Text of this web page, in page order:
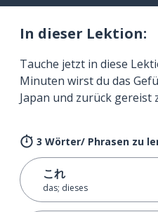
In dieser Lektion:
Tauche jetzt in diese
Minuten wirst du das
Japan und zurück gereist
3 Wörter/ Phrasen zu
これ
das; dieses